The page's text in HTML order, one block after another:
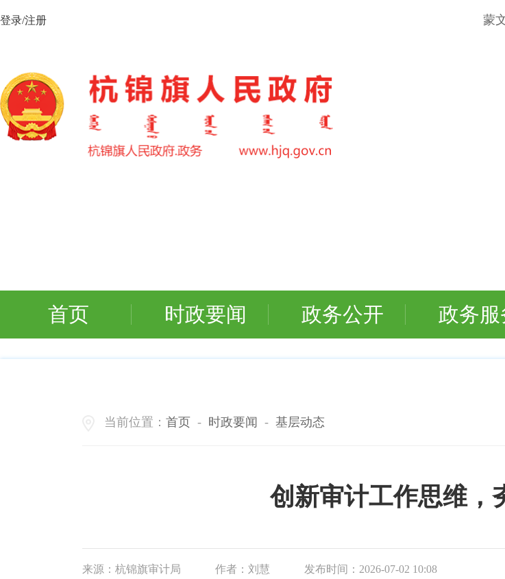
登录/注册 蒙
首页 时政要闻 政务公开 政务服
当前位置： 首页 - 时政要闻 - 基层动态
创新审计工作思维，
来源： 杭锦旗审计局 作者： 刘慧 发布时间： 2026-07-02 10:08